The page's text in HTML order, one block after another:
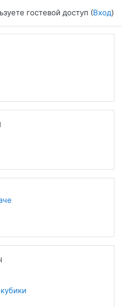
гостевой доступ (Вход)